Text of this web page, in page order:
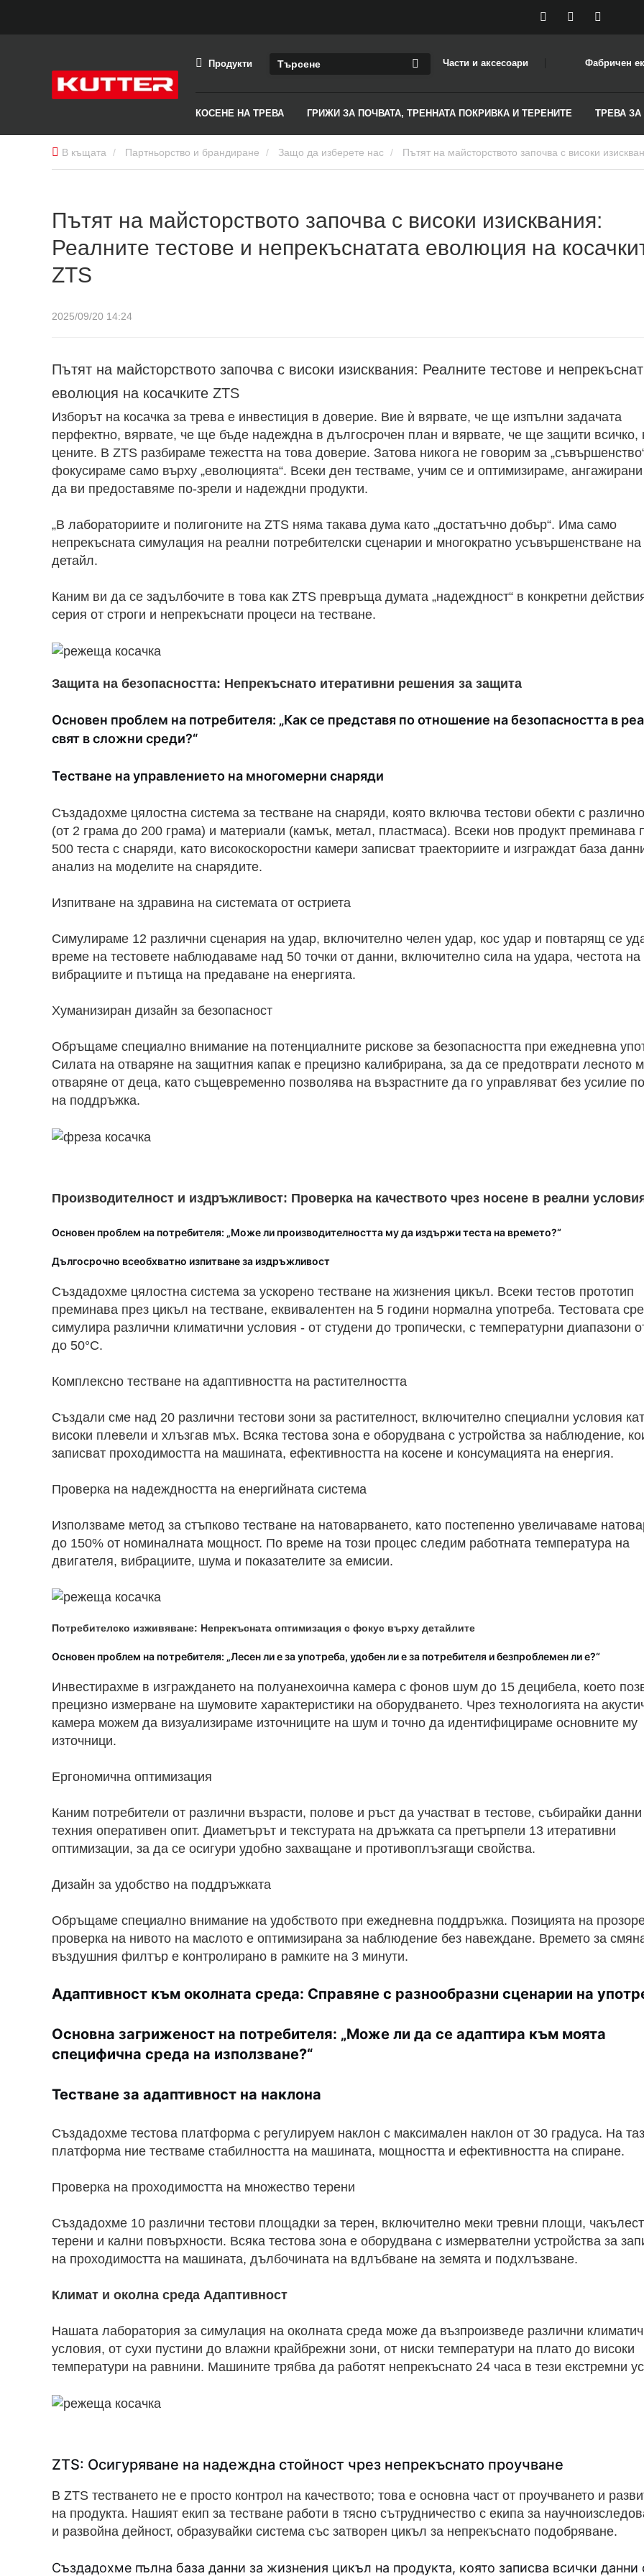
Продукти Части и аксесоари Фабричен
КОСЕНЕ НА ТРЕВА ГРИЖИ ЗА ПОЧВАТА, ТРЕННАТА ПОКРИВКА И ТЕРЕНИТЕ ТРЕВА
В къщата Партньорство и брандиране Защо да изберете нас
Пътят на майсторството започва с високи изисквания:
Реалните тестове и непрекъснатата еволюция на
ZTS
2025/09/20 14:24
Пътят на майсторството започва с високи изисквания: Реалните тестове и
еволюция на косачките ZTS
Изборът на косачка за трева е инвестиция в доверие. Вие ѝ вярвате, че ще изпълни задачата
перфектно, вярвате, че ще бъде надеждна в дългосрочен план и вярвате, че ще защити всичко,
цените. В ZTS разбираме тежестта на това доверие. Затова никога не говорим за
фокусираме само върху „еволюцията“. Всеки ден тестваме, учим се и оптимизираме,
да ви предоставяме по-зрели и надеждни продукти.
„В лабораториите и полигоните на ZTS няма такава дума като „достатъчно добър“. Има само
непрекъсната симулация на реални потребителски сценарии и многократно усъвършенстване на
детайл.
Каним ви да се задълбочите в това как ZTS превръща думата „надеждност“ в конкретни
серия от строги и непрекъснати процеси на тестване.
Защита на безопасността: Непрекъснато итеративни решения за защита
Основен проблем на потребителя: „Как се представя по отношение на безопасността в
свят в сложни среди?“
Тестване на управлението на многомерни снаряди
Създадохме цялостна система за тестване на снаряди, която включва тестови обекти с
(от 2 грама до 200 грама) и материали (камък, метал, пластмаса). Всеки нов продукт преминава
500 теста с снаряди, като високоскоростни камери записват траекториите и изграждат база
анализ на моделите на снарядите.
Изпитване на здравина на системата от остриета
Симулираме 12 различни сценария на удар, включително челен удар, кос удар и повтарящ се
време на тестовете наблюдаваме над 50 точки от данни, включително сила на удара, честота на
вибрациите и пътища на предаване на енергията.
Хуманизиран дизайн за безопасност
Обръщаме специално внимание на потенциалните рискове за безопасността при ежедневна
Силата на отваряне на защитния капак е прецизно калибрирана, за да се предотврати лесното
отваряне от деца, като същевременно позволява на възрастните да го управляват без усилие
на поддръжка.
Производителност и издръжливост: Проверка на качеството чрез носене в реални
Основен проблем на потребителя: „Може ли производителността му да издържи теста на времето?“
Дългосрочно всеобхватно изпитване за издръжливост
Създадохме цялостна система за ускорено тестване на жизнения цикъл. Всеки тестов прототип
преминава през цикъл на тестване, еквивалентен на 5 години нормална употреба. Тестовата
симулира различни климатични условия - от студени до тропически, с температурни диапазони
до 50°C.
Комплексно тестване на адаптивността на растителността
Създали сме над 20 различни тестови зони за растителност, включително специални условия
високи плевели и хлъзгав мъх. Всяка тестова зона е оборудвана с устройства за наблюдение,
записват проходимостта на машината, ефективността на косене и консумацията на енергия.
Проверка на надеждността на енергийната система
Използваме метод за стъпково тестване на натоварването, като постепенно увеличаваме
до 150% от номиналната мощност. По време на този процес следим работната температура на
двигателя, вибрациите, шума и показателите за емисии.
Потребителско изживяване: Непрекъсната оптимизация с фокус върху детайлите
Основен проблем на потребителя: „Лесен ли е за употреба, удобен ли е за потребителя и безпроблемен ли е?“
Инвестирахме в изграждането на полуанехоична камера с фонов шум до 15 децибела, което
прецизно измерване на шумовите характеристики на оборудването. Чрез технологията на
камера можем да визуализираме източниците на шум и точно да идентифицираме основните му
източници.
Ергономична оптимизация
Каним потребители от различни възрасти, полове и ръст да участват в тестове, събирайки данни
техния оперативен опит. Диаметърът и текстурата на дръжката са претърпели 13 итеративни
оптимизации, за да се осигури удобно захващане и противоплъзгащи свойства.
Дизайн за удобство на поддръжката
Обръщаме специално внимание на удобството при ежедневна поддръжка. Позицията на
проверка на нивото на маслото е оптимизирана за наблюдение без навеждане. Времето за
въздушния филтър е контролирано в рамките на 3 минути.
Адаптивност към околната среда: Справяне с разнообразни сценарии на
Основна загриженост на потребителя: „Може ли да се адаптира към моята
специфична среда на използване?“
Тестване за адаптивност на наклона
Създадохме тестова платформа с регулируем наклон с максимален наклон от 30 градуса. На
платформа ние тестваме стабилността на машината, мощността и ефективността на спиране.
Проверка на проходимостта на множество терени
Създадохме 10 различни тестови площадки за терен, включително меки тревни площи,
терени и кални повърхности. Всяка тестова зона е оборудвана с измервателни устройства за
на проходимостта на машината, дълбочината на вдлъбване на земята и подхлъзване.
Климат и околна среда Адаптивност
Нашата лаборатория за симулация на околната среда може да възпроизведе различни
условия, от сухи пустини до влажни крайбрежни зони, от ниски температури на плато до високи
температури на равнини. Машините трябва да работят непрекъснато 24 часа в тези екстремни
ZTS: Осигуряване на надеждна стойност чрез непрекъснато проучване
В ZTS тестването не е просто контрол на качеството; това е основна част от проучването и
на продукта. Нашият екип за тестване работи в тясно сътрудничество с екипа за
и развойна дейност, образувайки система със затворен цикъл за непрекъснато подобряване.
Създадохме пълна база данни за жизнения цикъл на продукта, която записва всички данни